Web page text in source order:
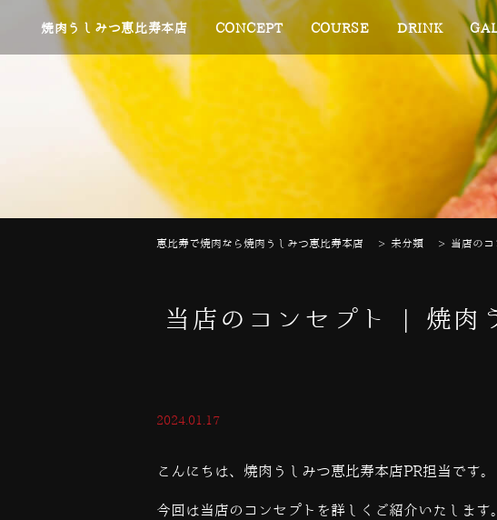
焼肉うしみつ恵比寿本店 CONCEPT COURSE DRINK
恵比寿で焼肉なら焼肉うしみつ恵比寿本店 > 未分類 > 当店の
当店のコンセプト | 焼肉
2024.01.17
こんにちは、焼肉うしみつ恵比寿本店PR担当です。
今回は当店のコンセプトを詳しくご紹介いたしま